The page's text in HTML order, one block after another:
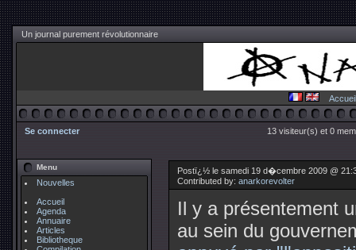
Un journal purement révolutionnaire
Accueil
Se connecter 13 visiteur(s) et 0
Menu
Nouvelles
Accueil
Agenda
Annuaire
Articles
Bibliotheque
Postï¿½ le samedi 19 d�cembre 2009 @
Contributed by: anarkorevolter
Il y a présentement
au sein du